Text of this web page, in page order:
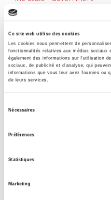
Ce site web utilise des cookies
Les cookies nous permettent de
fonctionnalités relatives aux médias sociaux
également des informations sur l'utilisation
sociaux, de publicité et d'analyse, qui
informations que vous leur avez fournies ou
de leurs services.
Nécessaires
Préférences
Statistiques
Marketing
BISAC Subject Heading
POL000000 POLITICAL
SCIENCE / Public Policy
BIC subject category (UK)
JP Politics & government >
Onix Audience Codes
06 Professional and scholarly
16 January 2023
Revue française de